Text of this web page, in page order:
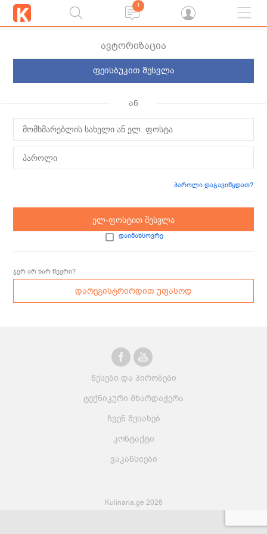
1
ავტორიზაცია
ფეისბუკით შესვლა
ან
პაროლი დაგავიწყდათ?
ელ-ფოსტით შესვლა
დაიმახსოვრე
ჯერ არ ხარ წევრი?
დარეგისტრირდით უფასოდ
ჩვენ შესახებ
კონტაქტი
ვაკანსიები
წესები და პირობები
ტექნიკური მხარდაჭერა
Kulinaria.ge 2026